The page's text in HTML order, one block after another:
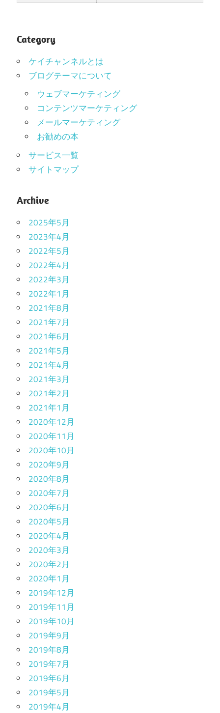
Category
ケイチャンネルとは
ブログテーマについて
ウェブマーケティング
コンテンツマーケティング
メールマーケティング
お勧めの本
サービス一覧
サイトマップ
Archive
2025年5月
2023年4月
2022年5月
2022年4月
2022年3月
2022年1月
2021年8月
2021年7月
2021年6月
2021年5月
2021年4月
2021年3月
2021年2月
2021年1月
2020年12月
2020年11月
2020年10月
2020年9月
2020年8月
2020年7月
2020年6月
2020年5月
2020年4月
2020年3月
2020年2月
2020年1月
2019年12月
2019年11月
2019年10月
2019年9月
2019年8月
2019年7月
2019年6月
2019年5月
2019年4月